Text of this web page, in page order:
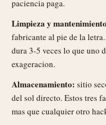
paciencia paga.
Limpieza y
fabricante al pie de la
dura 3-5 veces lo que uno
exageracion.
Almacenamiento: sitio
del sol directo. Estos tres
mas que cualquier otro